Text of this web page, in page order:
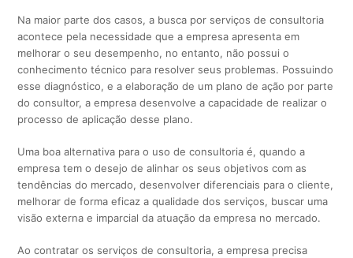
Na maior parte dos casos, a busca por serviços de consultoria
acontece pela necessidade que a empresa apresenta em
melhorar o seu desempenho, no entanto, não possui o
conhecimento técnico para resolver seus problemas. Possuindo
esse diagnóstico, e a elaboração de um plano de ação por parte
do consultor, a empresa desenvolve a capacidade de realizar o
processo de aplicação desse plano.
Uma boa alternativa para o uso de consultoria é, quando a
empresa tem o desejo de alinhar os seus objetivos com as
tendências do mercado, desenvolver diferenciais para o cliente,
melhorar de forma eficaz a qualidade dos serviços, buscar uma
visão externa e imparcial da atuação da empresa no mercado.
Ao contratar os serviços de consultoria, a empresa precisa